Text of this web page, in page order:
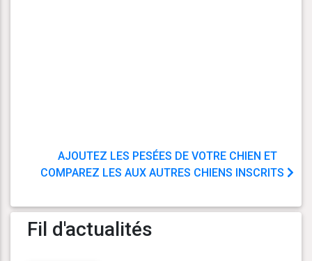
AJOUTEZ LES PESÉES DE VOTRE CHIEN ET
COMPAREZ LES AUX AUTRES CHIENS INSCRITS
Fil d'actualités